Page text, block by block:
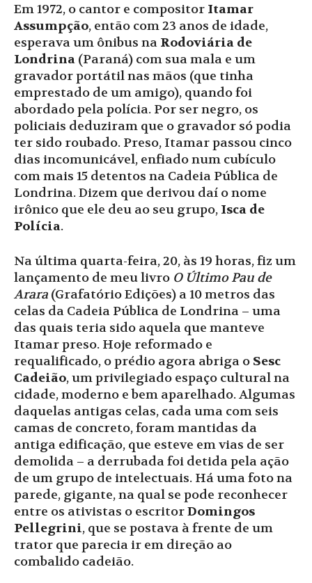
Em 1972, o cantor e compositor Itamar
Assumpção, então com 23 anos de idade,
esperava um ônibus na Rodoviária de
Londrina (Paraná) com sua mala e um
gravador portátil nas mãos (que tinha
emprestado de um amigo), quando foi
abordado pela polícia. Por ser negro, os
policiais deduziram que o gravador só podia
ter sido roubado. Preso, Itamar passou cinco
dias incomunicável, enfiado num cubículo
com mais 15 detentos na Cadeia Pública de
Londrina. Dizem que derivou daí o nome
irônico que ele deu ao seu grupo, Isca de
Polícia.
Na última quarta-feira, 20, às 19 horas, fiz um
lançamento de meu livro O Último Pau de
Arara (Grafatório Edições) a 10 metros das
celas da Cadeia Pública de Londrina – uma
das quais teria sido aquela que manteve
Itamar preso. Hoje reformado e
requalificado, o prédio agora abriga o Sesc
Cadeião, um privilegiado espaço cultural na
cidade, moderno e bem aparelhado. Algumas
daquelas antigas celas, cada uma com seis
camas de concreto, foram mantidas da
antiga edificação, que esteve em vias de ser
demolida – a derrubada foi detida pela ação
de um grupo de intelectuais. Há uma foto na
parede, gigante, na qual se pode reconhecer
entre os ativistas o escritorDomingos
Pellegrini, que se postava à frente de um
trator que parecia ir em direção ao
combalido cadeião.